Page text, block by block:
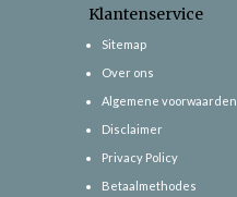
Klantenservice
Sitemap
Over ons
Algemene voorwaarden
Disclaimer
Privacy Policy
Betaalmethodes